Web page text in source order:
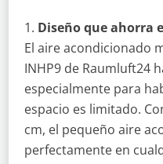
Diseño que ahorra
El aire acondicionado
INHP9 de Raumluft24
especialmente para
espacio es limitado.
cm, el pequeño aire
perfectamente en